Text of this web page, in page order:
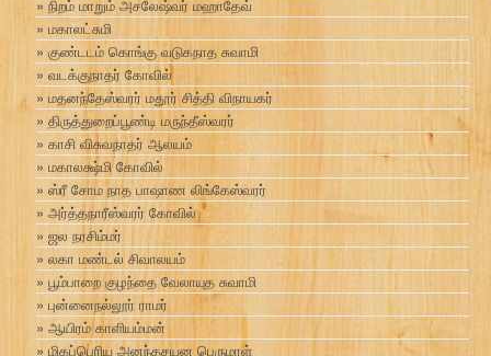
நிறம் மாறும் அசலேஷ்வர் மஹாதேவ்
மகாலட்சுமி
குண்டடம் கொங்கு வடுகநாத சுவாமி
வடக்குநாதர் கோவில்
மதனந்தேஸ்வரர் மதூர் சித்தி விநாயகர்
திருத்துறைப்பூண்டி மருந்தீஸ்வரர்
காசி விசுவநாதர் ஆலயம்
மகாலக்ஷ்மி கோவில்
ஸ்ரீ சோம நாத பாஷாண லிங்கேஸ்வரர்
அர்த்தநாரீஸ்வரர் கோவில்
ஜல நரசிம்மர்
லகா மண்டல் சிவாலயம்
பூம்பாறை குழந்தை வேலாயுத சுவாமி
புன்னைநல்லூர் ராமர்
ஆயிரம் காளியம்மன்
மிகப்பெரிய அனந்தசயன பெருமாள்